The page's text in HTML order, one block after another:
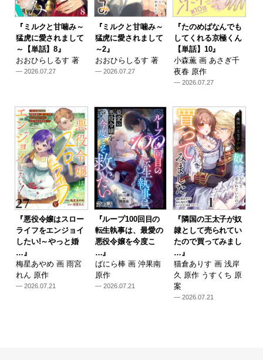
『ミルクと甘噛み～
猛虎に愛されまして
～【単話】8』
おおひらしるす 著
— 2026.07.27
『ミルクと甘噛み～
猛虎に愛されまして
～2』
おおひらしるす 著
— 2026.07.27
『たのめばなんでも
してくれる京極くん
【単話】10』
小森薫 画 あさぎ千
夜春 原作
— 2026.07.27
『悪役令嬢はスロー
ライフをエンジョイ
したい!～やっと婚
…』
梅星あやめ 画 雨宮
れん 原作
— 2026.07.21
『ループ100回目の
転生執事は、最愛の
悪役令嬢を今度こ
…』
ばにら棒 画 沖果南
原作
— 2026.07.21
『隣国の王太子が奴
隷として売られてい
たので買ってみまし
…』
猫倉ありす 画 浅岸
久 原作 うすくち 原
案
— 2026.07.21